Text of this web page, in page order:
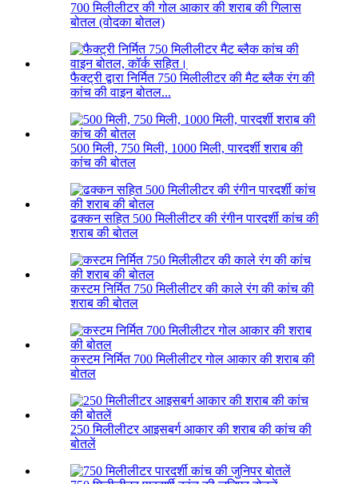
700 मिलीलीटर की गोल आकार की शराब की गिलास
बोतल (वोदका बोतल)
फैक्ट्री द्वारा निर्मित 750 मिलीलीटर की मैट ब्लैक रंग की
कांच की वाइन बोतल...
500 मिली, 750 मिली, 1000 मिली, पारदर्शी शराब की
कांच की बोतल
ढक्कन सहित 500 मिलीलीटर की रंगीन पारदर्शी कांच की
शराब की बोतल
कस्टम निर्मित 750 मिलीलीटर की काले रंग की कांच की
शराब की बोतल
कस्टम निर्मित 700 मिलीलीटर गोल आकार की शराब की
बोतल
250 मिलीलीटर आइसबर्ग आकार की शराब की कांच की
बोतलें